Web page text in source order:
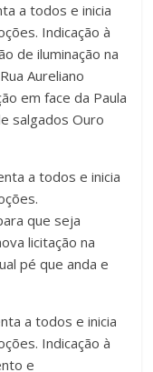
a todos e inicia
Indicação à
de iluminação na
Aureliano
em face da Paula
salgados Ouro
a todos e inicia
que seja
licitação na
pé que anda e
a todos e inicia
Indicação à
e